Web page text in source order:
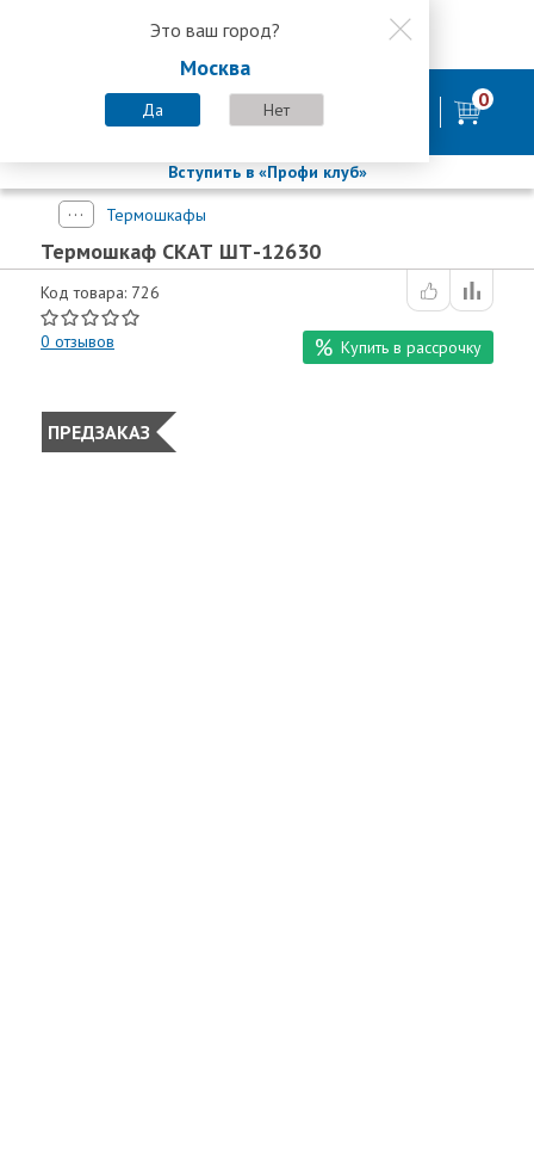
8 800 200-58-35
Это ваш город?
Москва
Да Нет
8 (800) 200-58-35
Пн-Пт с 9:00-18:00. Сб. Вс - выходной 0
Вступить в «Профи клуб»
Термошкафы
Термошкаф СКАТ ШТ-12630
Код товара: 726
0 отзывов Купить в рассрочку
ПРЕДЗАКАЗ